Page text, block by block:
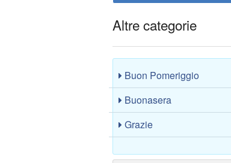
Altre categorie
Buon Pomeriggio
Buonasera
Grazie